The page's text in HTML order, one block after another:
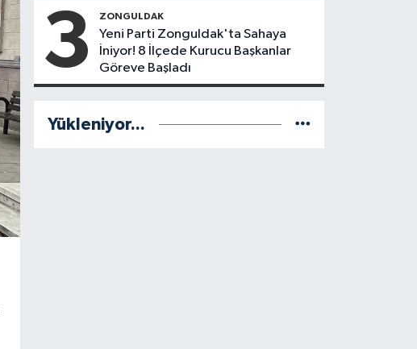
mi?
Başkanı
Anket
3 ZONGULDAK
Yeni Parti Zonguldak'ta Sahaya
İniyor! 8 İlçede Kurucu Başkanlar
Göreve Başladı
Yükleniyor...